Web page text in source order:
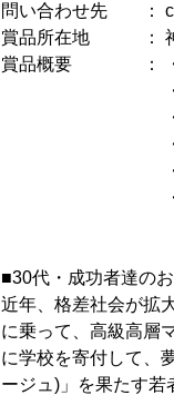
問い合わせ先 ：
賞品所在地 ： 神
賞品概要 ： ・JR
・鉄筋鉄骨コ
・所
・総戸数
・外壁タ
・現在賃貸
■30代・成功者達の
近年、格差社会が拡
に乗って、高級高層
に学校を寄付して、
ージュ)」を果たす若